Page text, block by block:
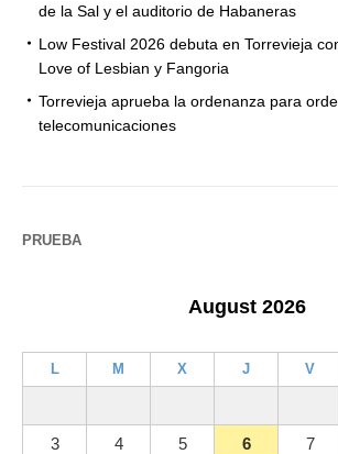
de la Sal y el auditorio de Habaneras
Low Festival 2026 debuta en Torrevieja
Love of Lesbian y Fangoria
Torrevieja aprueba la ordenanza para
telecomunicaciones
PRUEBA
August 2026
L M X J V
3 4 5 6 7